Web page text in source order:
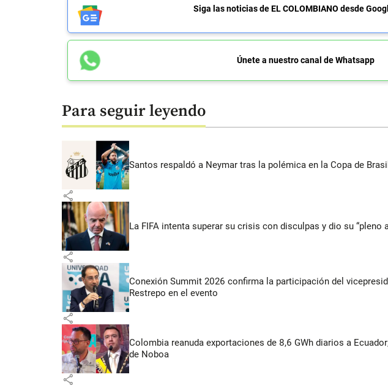
Siga las noticias de EL COLOMBIANO desde
Únete a nuestro canal de Whatsapp
Para seguir leyendo
Santos respaldó a Neymar tras la polémica en la Copa de Brasil
share
La FIFA intenta superar su crisis con disculpas y dio su “pleno
share
Conexión Summit 2026 confirma la participación del
Restrepo en el evento
share
Colombia reanuda exportaciones de 8,6 GWh diarios a
de Noboa
share